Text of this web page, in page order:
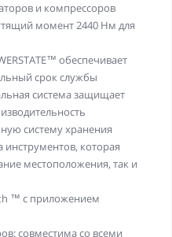
и компрессоров
момент 2440 Нм для
обеспечивает
срок службы
система защищает
систему хранения
которая
местоположения, так и
™ с приложением
совместима со всеми